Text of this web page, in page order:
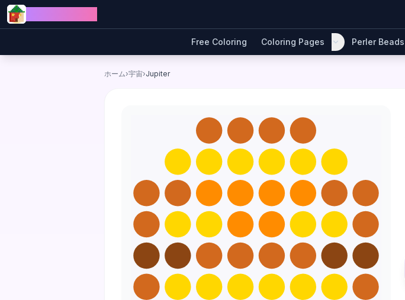
Skip to content
Free Coloring Coloring Pages Perler Beads
ホーム›宇宙›Jupiter